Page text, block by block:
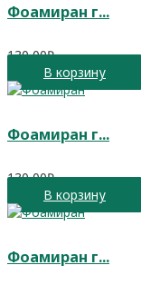
Фоамиран г...
130,00₽
В корзину
Фоамиран г...
130,00₽
В корзину
Фоамиран г...